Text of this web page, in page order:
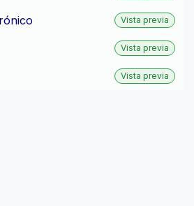
Vista previa
Vista previa
Vista previa